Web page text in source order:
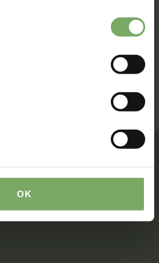
cookies vid fortsatt
OK